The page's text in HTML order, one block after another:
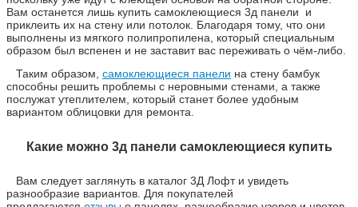
Вам останется лишь купить самоклеющиеся 3д панели и
приклеить их на стену или потолок. Благодаря тому, что они
выполнены из мягкого полипропилена, который специальным
образом был вспенен и не заставит вас переживать о чём-либо.
Таким образом, самоклеющиеся панели на стену бамбук
способны решить проблемы с неровными стенами, а также
послужат утеплителем, который станет более удобным
вариантом облицовки для ремонта.
Какие можно 3д панели самоклеющиеся купить
Вам следует заглянуть в каталог 3Д Лофт и увидеть
разнообразие вариантов. Для покупателей